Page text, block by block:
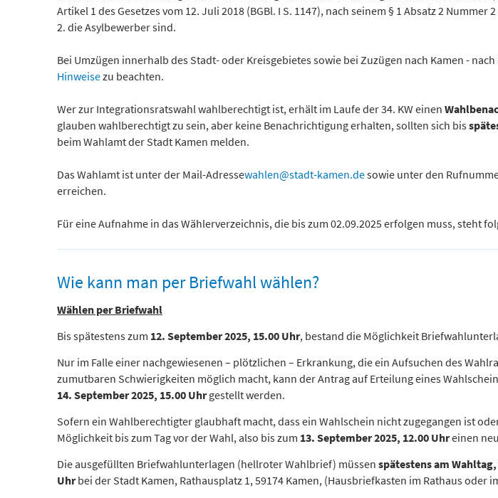
Artikel 1 des Gesetzes vom 12. Juli 2018 (BGBl. I S. 1147), nach seinem § 1 Absatz 2
2. die Asylbewerber sind.
Bei Umzügen innerhalb des Stadt- oder Kreisgebietes sowie bei Zuzügen nach Kamen -
Hinweisezu beachten.
Wer zur Integrationsratswahl wahlberechtigt ist, erhält im Laufe der 34. KW einen
glauben wahlberechtigt zu sein, aber keine Benachrichtigung erhalten, sollten sich bis
beim Wahlamt der Stadt Kamen melden.
Das Wahlamt ist unter der Mail-Adressewahlen@stadt-kamen.desowie unter den
erreichen.
Für eine Aufnahme in das Wählerverzeichnis, die bis zum 02.09.2025 erfolgen muss, steht
Wie kann man per Briefwahl wählen?
Wählen per Briefwahl
Bis spätestens zum 12. September 2025, 15.00 Uhr, bestand die Möglichkeit
Nur im Falle einer nachgewiesenen – plötzlichen – Erkrankung, die ein Aufsuchen des
zumutbaren Schwierigkeiten möglich macht, kann der Antrag auf Erteilung eines
14. September 2025, 15.00 Uhrgestellt werden.
Sofern ein Wahlberechtigter glaubhaft macht, dass ein Wahlschein nicht zugegangen ist
Möglichkeit bis zum Tag vor der Wahl, also bis zum 13. September 2025, 12.00 Uhreinen
Die ausgefüllten Briefwahlunterlagen (hellroter Wahlbrief) müssen spätestens am
Uhrbei der Stadt Kamen, Rathausplatz 1, 59174 Kamen, (Hausbriefkasten im Rathaus oder